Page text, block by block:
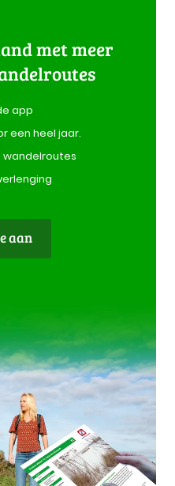
met meer
app
een heel jaar.
wandelroutes
aan